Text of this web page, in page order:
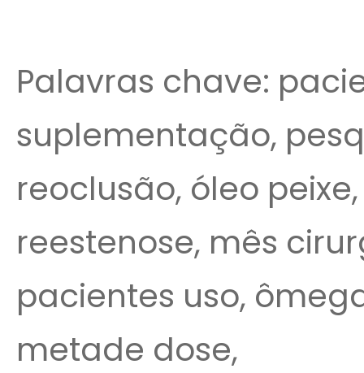
Palavras chave:
suplementação,
reoclusão, óleo
reestenose, mês
pacientes uso,
metade dose,